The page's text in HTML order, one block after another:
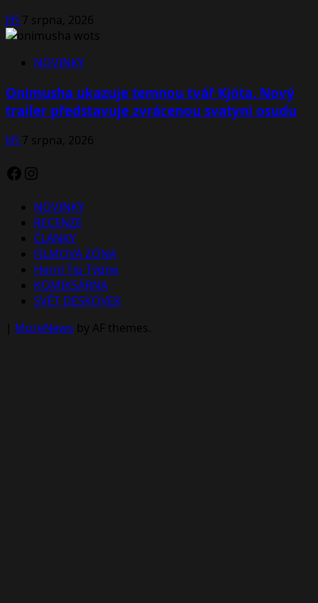
Jiří7 srpna, 2026
NOVINKY
Onimusha ukazuje temnou tvář Kjóta. Nový
trailer představuje zvrácenou svatyni osudu
Jiří7 srpna, 2026
Facebook
Instagram
NOVINKY
RECENZE
ČLÁNKY
FILMOVÁ ZÓNA
Herní Tip Týdne
KOMIKSÁRNA
SVĚT DESKOVEK
| MoreNews by AF themes.